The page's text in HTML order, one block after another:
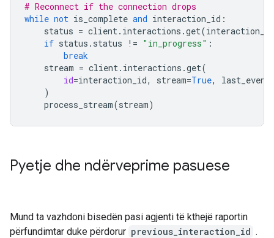
# Reconnect if the connection drops
while not is_complete and interaction_id :
status = client. interactions .get(interaction_id
if status . status != "in_progress" :
break
stream = client. interactions .get(
id=interaction_id, stream=True,
)
process_stream(stream)
Pyetje dhe ndërveprime pasuese
Mund ta vazhdoni bisedën pasi agjenti të kthejë raportin
përfundimtar duke përdorur previous_interaction_id .